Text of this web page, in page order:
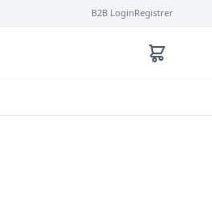
B2B LoginRegistrer